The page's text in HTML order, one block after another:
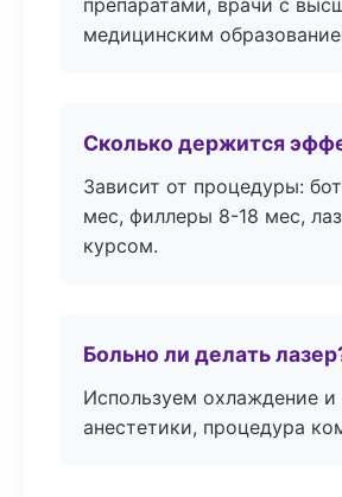
препаратами, врачи с
медицинским
Сколько держится
Зависит от процедуры:
мес, филлеры 8-18 мес,
курсом.
Больно ли делать
Используем охлаждение и
анестетики, процедура